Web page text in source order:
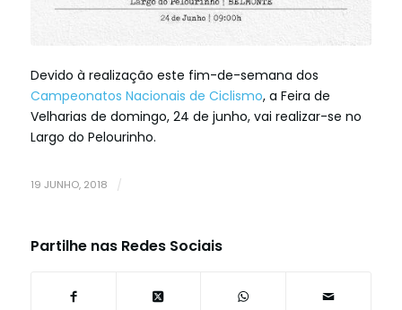
Devido à realização este fim-de-semana dos
Campeonatos Nacionais de Ciclismo, a Feira de
Velharias de domingo, 24 de junho, vai realizar-se no
Largo do Pelourinho.
19 JUNHO, 2018 /
Partilhe nas Redes Sociais